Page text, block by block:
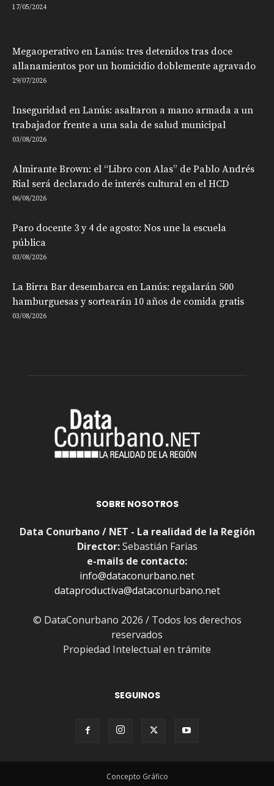
17/05/2024
Megaoperativo en Lanús: tres detenidos tras doce
allanamientos por un homicidio doblemente agravado
29/07/2026
Inseguridad en Lanús: asaltaron a mano armada a un
trabajador frente a una sala de salud municipal
03/08/2026
Almirante Brown: el “Libro con Alas” de Pablo Andrés
Rial será declarado de interés cultural en el HCD
06/08/2026
Paro docente 3 y 4 de agosto: Nos une la escuela
pública
03/08/2026
La Birra Bar desembarca en Lanús: regalarán 500
hamburguesas y sortearán 10 años de comida gratis
03/08/2026
SOBRE NOSOTROS
Data Conurbano / NET - La realidad de la Región
Director:Sebastián Farias
e-mails de contacto:
info@dataconurbano.net
dataproductiva@dataconurbano.net
© DataConurbano 2026 / Todos los derechos
reservados
Propiedad Intelectual en trámite
SEGUINOS
Concepto Gráfico